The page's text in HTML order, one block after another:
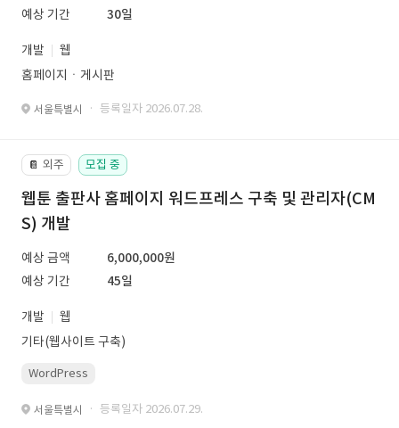
예상 기간
30일
개발
웹
홈페이지ㆍ게시판
서울특별시 · 등록일자 2026.07.28.
📔 외주 모집 중
웹툰 출판사 홈페이지 워드프레스 구축 및 관리자(CM
S) 개발
예상 금액
6,000,000원
예상 기간
45일
개발
웹
기타(웹사이트 구축)
WordPress
서울특별시 · 등록일자 2026.07.29.